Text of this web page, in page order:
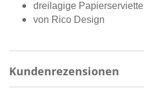
dreilagige Papierserviette
von Rico Design
Kundenrezensionen